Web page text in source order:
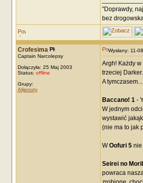
"Doprawdy,
bez
Crofesima
Captain Narcolepsy
Dołączyła: 25 Maj 2003
Status: offline
Grupy:
Alijenoty
Wysłany: 11-
Argh! Każdy
trzeciej
A tymczasem...
Baccano! 1-
W jednym
wystawić
(nie ma to jak
WOofuri 5nie
Seirei no
powraca